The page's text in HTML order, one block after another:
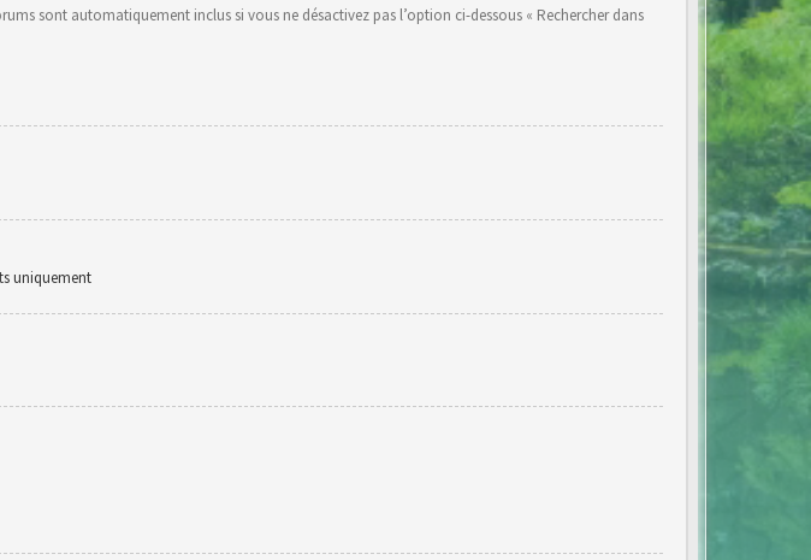
sont automatiquement inclus si vous ne désactivez pas l’option ci-dessous « Rechercher dans
uniquement